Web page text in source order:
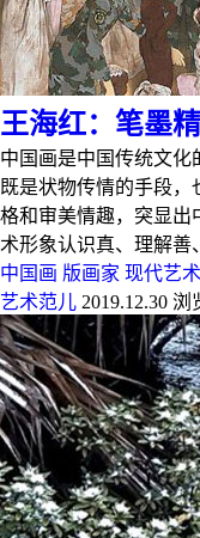
王海红：笔墨
中国画是中国传统文化
既是状物传情的手段
格和审美情趣，突显出
术形象认识真、理解善
中国画 版画家 现代艺
艺术范儿 2019.12.30 浏